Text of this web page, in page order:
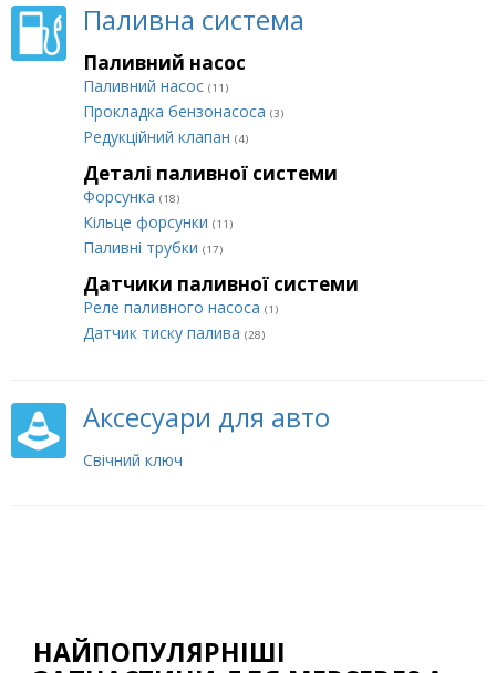
Паливна система
Паливний насос
Паливний насос (11)
Прокладка бензонасоса (3)
Редукційний клапан (4)
Деталі паливної системи
Форсунка (18)
Кільце форсунки (11)
Паливні трубки (17)
Датчики паливної системи
Реле паливного насоса (1)
Датчик тиску палива (28)
Аксесуари для авто
Свічний ключ
НАЙПОПУЛЯРНІШІ